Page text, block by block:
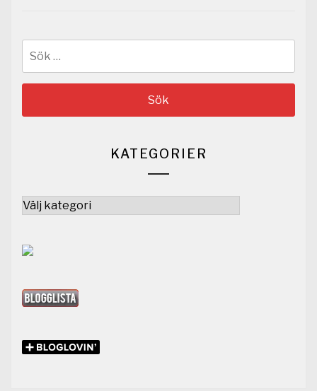
KATEGORIER
Kategorier